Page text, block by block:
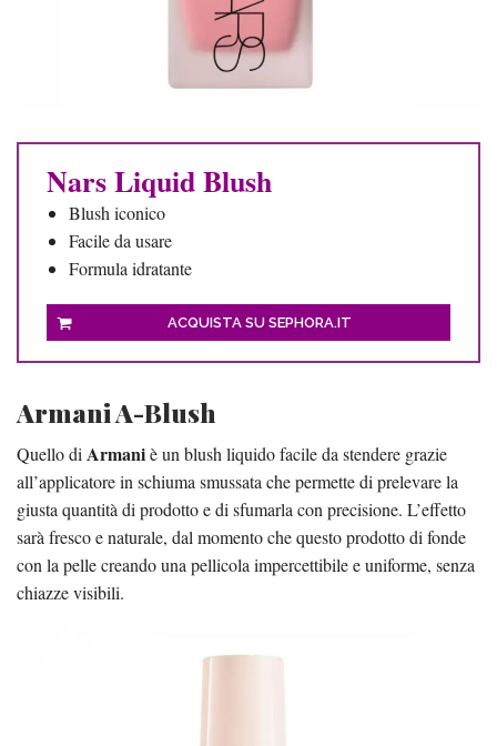
Nars Liquid Blush
Blush iconico
Facile da usare
Formula idratante
ACQUISTA SU SEPHORA.IT
Armani A-Blush
Quello di Armaniè un blush liquido facile da stendere grazie
all’applicatore in schiuma smussata che permette di prelevare la
giusta quantità di prodotto e di sfumarla con precisione. L’effetto
sarà fresco e naturale, dal momento che questo prodotto di fonde
con la pelle creando una pellicola impercettibile e uniforme, senza
chiazze visibili.